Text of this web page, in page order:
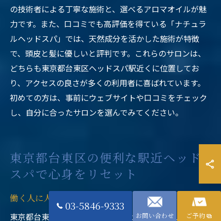
の技術者による丁寧な施術と、選べるアロマオイルが魅
力です。また、口コミでも高評価を得ている「ナチュラ
ルヘッドスパ」では、天然成分を活かした施術が特徴
で、頭皮と髪に優しいと評判です。これらのサロンは、
どちらも東京都台東区ヘッドスパ駅近くに位置してお
り、アクセスの良さが多くの利用者に喜ばれています。
初めての方は、事前にウェブサイトや口コミをチェック
し、自分に合ったサロンを選んでみてください。
東京都台東区の便利な駅近ヘッド
スパで心身をリセット
働く人に人気の理由とは
東京都台東区ヘッドスパ駅近くのサロンが働く人々に人
03-5846-9333
お問い合わせ ご予約